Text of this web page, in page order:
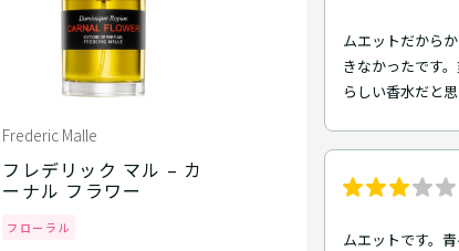
ムエットだから
きなかったです
らしい香水だと
ムエットです。
Frederic Malle
フレデリック マル – カ
ーナル フラワー
フローラル